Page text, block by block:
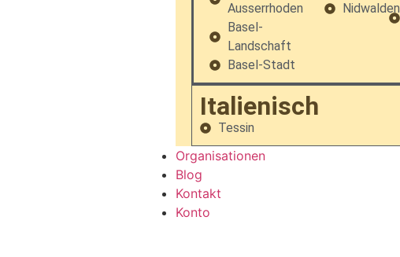
Ausserrhoden
Basel-
Landschaft
Basel-Stadt
Nidwalden
Italienisch
Tessin
Organisationen
Blog
Kontakt
Konto